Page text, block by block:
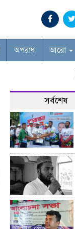
অপরাধ আরো
সর্বশেষ